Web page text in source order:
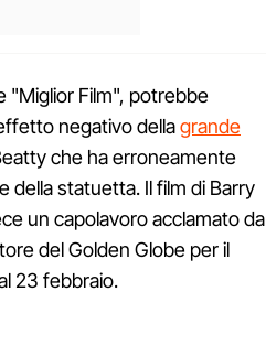
"Miglior Film", potrebbe
negativo dellagrande
che ha erroneamente
della statuetta. Il film di Barry
un capolavoro acclamato da
del Golden Globe per il
23 febbraio.